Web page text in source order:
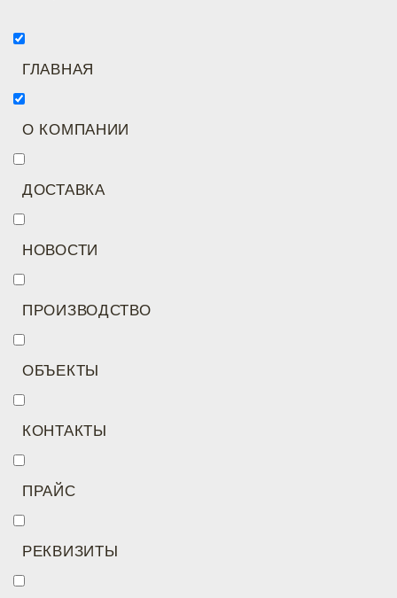
ГЛАВНАЯ
О КОМПАНИИ
ДОСТАВКА
НОВОСТИ
ПРОИЗВОДСТВО
ОБЪЕКТЫ
КОНТАКТЫ
ПРАЙС
РЕКВИЗИТЫ